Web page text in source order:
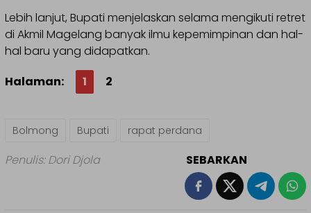
Lebih lanjut, Bupati menjelaskan selama mengikuti retret
di Akmil Magelang banyak ilmu kepemimpinan dan hal-
hal baru yang didapatkan.
Halaman:
1 2
Bolmong Bupati rapat perdana
Penulis: Dori Djola SEBARKAN